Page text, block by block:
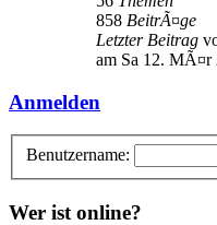
858 BeitrÃ¤ge
Letzter Beitrag
am Sa 12. MÃ¤r
Anmelden
Benutzername:
Wer ist online?